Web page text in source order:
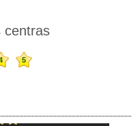
centras
5